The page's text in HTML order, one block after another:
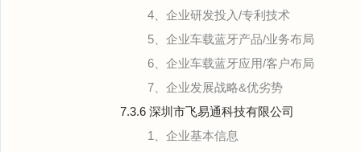
4、企业研发投入/专利技术
5、企业车载蓝牙产品/业务布局
6、企业车载蓝牙应用/客户布局
7、企业发展战略&优劣势
7.3.6 深圳市飞易通科技有限公司
1、企业基本信息